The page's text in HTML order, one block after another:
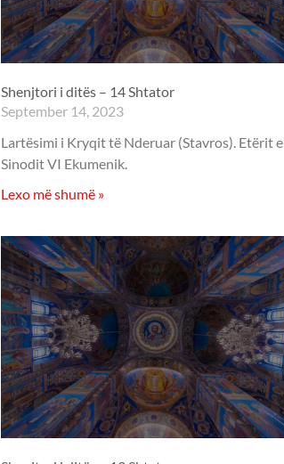
Shenjtori i ditës – 14 Shtator
September 14, 2023
Lartësimi i Kryqit të Nderuar (Stavros). Etërit e
Sinodit VI Ekumenik.
Lexo më shumë »